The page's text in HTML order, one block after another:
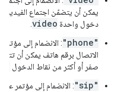
يمكن أن يتضمّن اجتماع الفيديو
دخول واحدة video
"phone": الانضمام إلى
الاتصال برقم هاتف يمكن أن
صفر أو أكثر من نقاط الدخول
"sip": الانضمام إلى مؤتمر